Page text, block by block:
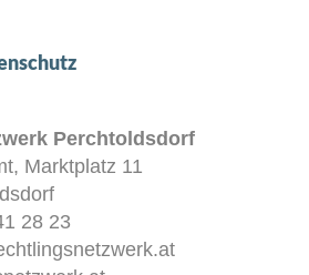
Perchtoldsdorf
Marktplatz 11
28 23